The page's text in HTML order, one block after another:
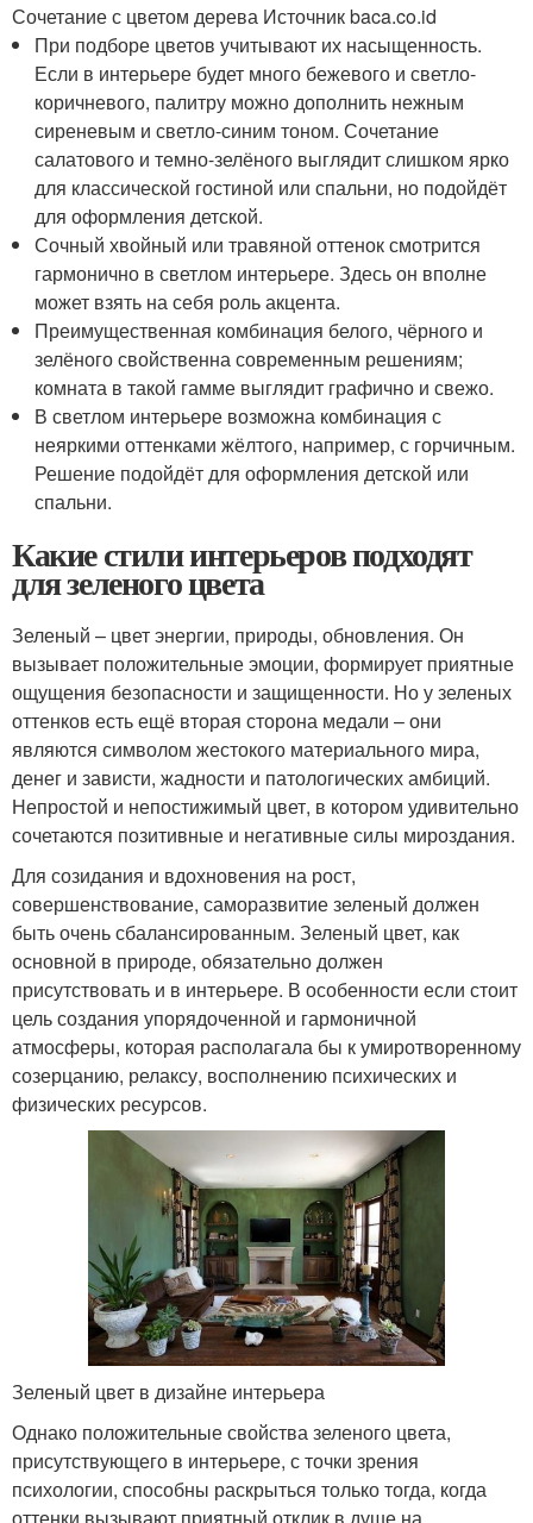
Сочетание с цветом дерева Источник baca.co.id
При подборе цветов учитывают их насыщенность.
Если в интерьере будет много бежевого и светло-
коричневого, палитру можно дополнить нежным
сиреневым и светло-синим тоном. Сочетание
салатового и темно-зелёного выглядит слишком ярко
для классической гостиной или спальни, но подойдёт
для оформления детской.
Сочный хвойный или травяной оттенок смотрится
гармонично в светлом интерьере. Здесь он вполне
может взять на себя роль акцента.
Преимущественная комбинация белого, чёрного и
зелёного свойственна современным решениям;
комната в такой гамме выглядит графично и свежо.
В светлом интерьере возможна комбинация с
неяркими оттенками жёлтого, например, с горчичным.
Решение подойдёт для оформления детской или
спальни.
Какие стили интерьеров подходят
для зеленого цвета
Зеленый – цвет энергии, природы, обновления. Он
вызывает положительные эмоции, формирует приятные
ощущения безопасности и защищенности. Но у зеленых
оттенков есть ещё вторая сторона медали – они
являются символом жестокого материального мира,
денег и зависти, жадности и патологических амбиций.
Непростой и непостижимый цвет, в котором удивительно
сочетаются позитивные и негативные силы мироздания.
Для созидания и вдохновения на рост,
совершенствование, саморазвитие зеленый должен
быть очень сбалансированным. Зеленый цвет, как
основной в природе, обязательно должен
присутствовать и в интерьере. В особенности если стоит
цель создания упорядоченной и гармоничной
атмосферы, которая располагала бы к умиротворенному
созерцанию, релаксу, восполнению психических и
физических ресурсов.
Зеленый цвет в дизайне интерьера
Однако положительные свойства зеленого цвета,
присутствующего в интерьере, с точки зрения
психологии, способны раскрыться только тогда, когда
оттенки вызывают приятный отклик в душе на